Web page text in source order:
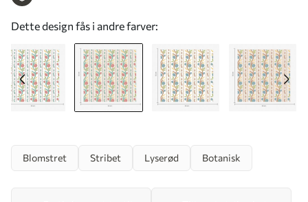
Dette design fås i andre farver:
Blomstret Stribet Lyserød Botanisk